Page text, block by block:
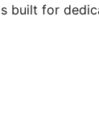
built for